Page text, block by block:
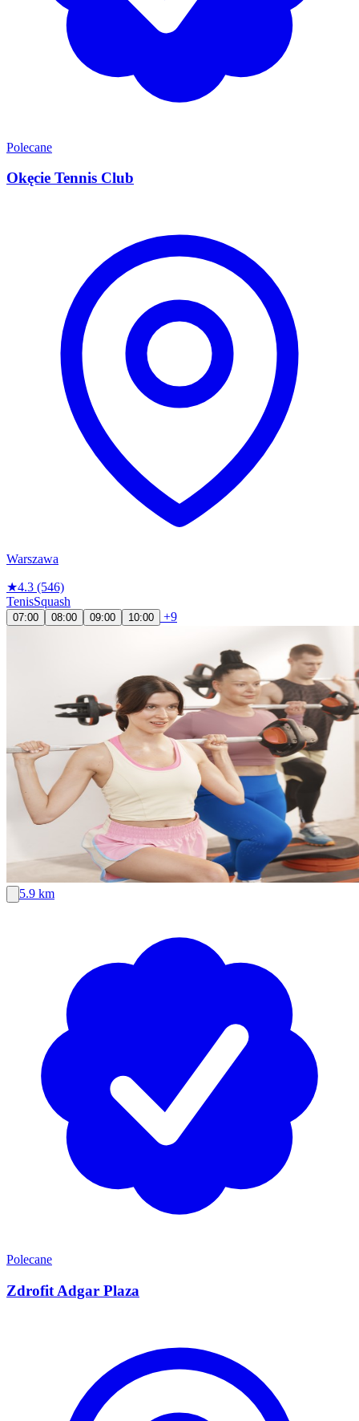
Polecane
Okęcie Tennis Club
Warszawa
★4.3 (546)
TenisSquash
07:00 08:00 09:00 10:00 +9
5.9 km
Polecane
Zdrofit Adgar Plaza